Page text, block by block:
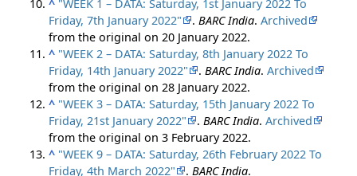
^ "WEEK 1 – DATA: Saturday, 1st January 2022 To
Friday, 7th January 2022"
. BARC India.Archived
from the original on 20 January 2022.
^ "WEEK 2 – DATA: Saturday, 8th January 2022 To
Friday, 14th January 2022"
. BARC India.Archived
from the original on 28 January 2022.
^ "WEEK 3 – DATA: Saturday, 15th January 2022 To
Friday, 21st January 2022"
. BARC India.Archived
from the original on 3 February 2022.
^ "WEEK 9 – DATA: Saturday, 26th February 2022 To
Friday, 4th March 2022"
. BARC India.